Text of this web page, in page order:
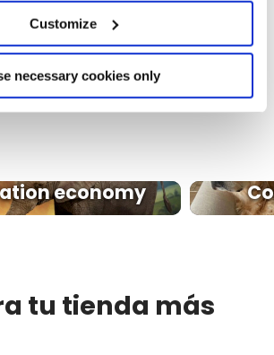
Customize
necessary cookies only
COMPOSTABLE
economy
tu tienda más